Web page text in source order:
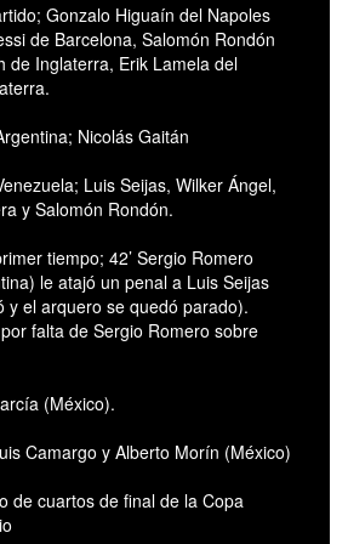
Gonzalo Higuaín del Napoles
de Barcelona, Salomón Rondón
de Inglaterra, Erik Lamela del
Nicolás Gaitán
Luis Seijas, Wilker Ángel,
y Salomón Rondón.
tiempo; 42’ Sergio Romero
le atajó un penal a Luis Seijas
y el arquero se quedó parado).
falta de Sergio Romero sobre
(México).
Camargo y Alberto Morín (México)
de cuartos de final de la Copa